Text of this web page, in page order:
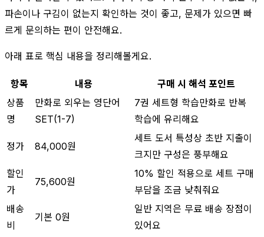
파손이나 구김이 없는지 확인하는 것이 좋고, 문제가 있으면 빠
르게 문의하는 편이 안전해요.
아래 표로 핵심 내용을 정리해볼게요.
항목 내용
구매 시 해석 포인트
상품
명
만화로 외우는 영단어
SET(1-7)
7권 세트형 학습만화로 반복
학습에 유리해요
정가 84,000원
세트 도서 특성상 초반 지출이
크지만 구성은 풍부해요
할인
가
75,600원
10% 할인 적용으로 세트 구매
부담을 조금 낮춰줘요
배송
비
기본 0원
일반 지역은 무료 배송 장점이
있어요